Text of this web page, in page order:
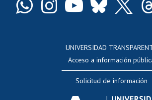
Docentes
Evaluación docente
Calificación académica
UNIVERSIDAD
Acceso a información
Solicitud de información